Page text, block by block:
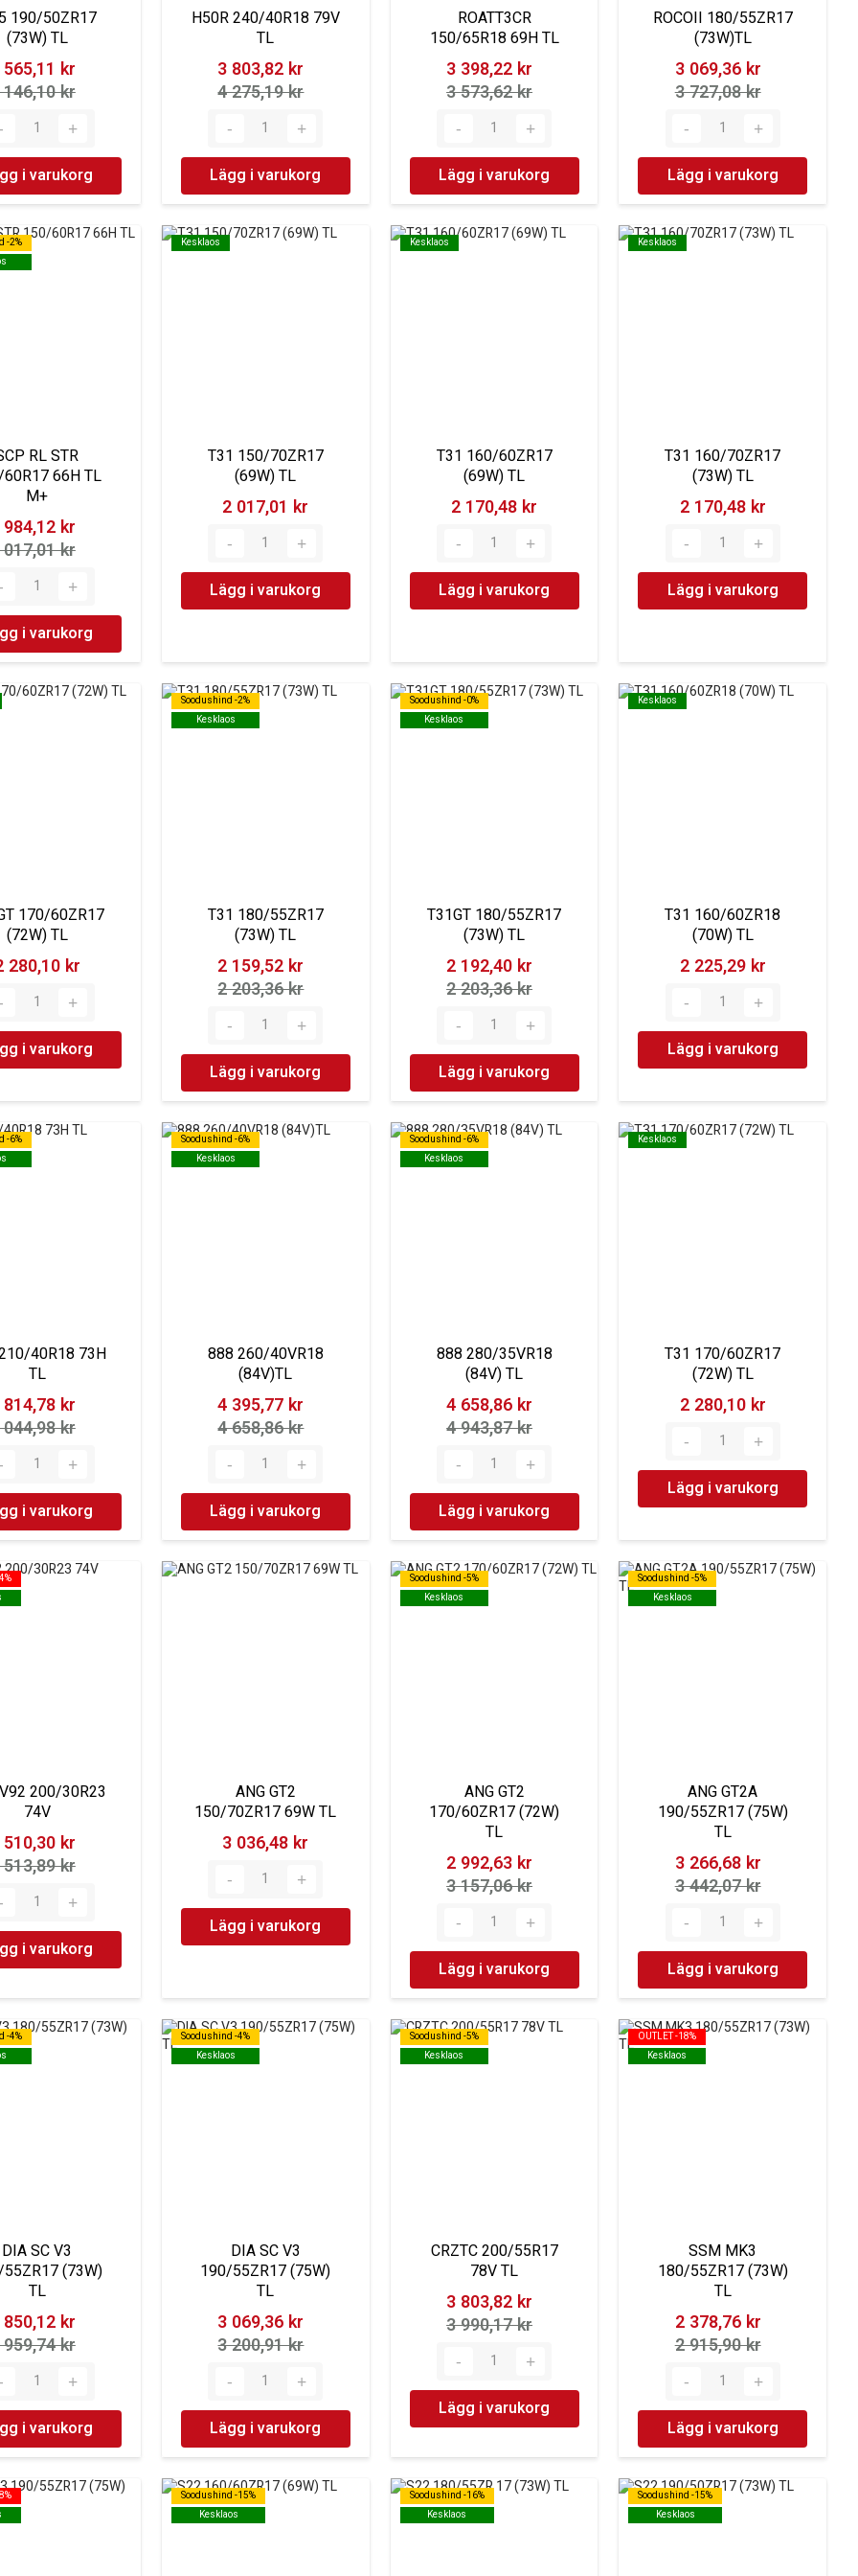
190/50ZR17
(73W) TL
kr‎
kr‎
i varukorg
H50R 240/40R18 79V
TL
3 803,82 kr‎
4 275,19 kr‎
Lägg i varukorg
ROATT3CR
150/65R18 69H TL
3 398,22 kr‎
3 573,62 kr‎
Lägg i varukorg
ROCOII 180/55ZR17
(73W)TL
3 069,36 kr‎
3 727,08 kr‎
Lägg i varukorg
-2%
-2%
RL STR
66H TL
M+
kr‎
kr‎
i varukorg
Kesklaos
Kesklaos
T31 150/70ZR17
(69W) TL
2 017,01 kr‎
Lägg i varukorg
Kesklaos
Kesklaos
T31 160/60ZR17
(69W) TL
2 170,48 kr‎
Lägg i varukorg
Kesklaos
Kesklaos
T31 160/70ZR17
(73W) TL
2 170,48 kr‎
Lägg i varukorg
170/60ZR17
(72W) TL
280,10 kr‎
i varukorg
Soodushind -2%
Kesklaos
Soodushind -2%
Kesklaos
T31 180/55ZR17
(73W) TL
2 159,52 kr‎
2 203,36 kr‎
Lägg i varukorg
Soodushind -0%
Kesklaos
Soodushind -0%
Kesklaos
T31GT 180/55ZR17
(73W) TL
2 192,40 kr‎
2 203,36 kr‎
Lägg i varukorg
Kesklaos
Kesklaos
T31 160/60ZR18
(70W) TL
2 225,29 kr‎
Lägg i varukorg
-6%
-6%
40R18 73H
TL
kr‎
kr‎
i varukorg
Soodushind -6%
Kesklaos
Soodushind -6%
Kesklaos
888 260/40VR18
(84V)TL
4 395,77 kr‎
4 658,86 kr‎
Lägg i varukorg
Soodushind -6%
Kesklaos
Soodushind -6%
Kesklaos
888 280/35VR18
(84V) TL
4 658,86 kr‎
4 943,87 kr‎
Lägg i varukorg
Kesklaos
Kesklaos
T31 170/60ZR17
(72W) TL
2 280,10 kr‎
Lägg i varukorg
200/30R23
74V
kr‎
kr‎
i varukorg
ANG GT2
150/70ZR17 69W TL
3 036,48 kr‎
Lägg i varukorg
Soodushind -5%
Kesklaos
Soodushind -5%
Kesklaos
ANG GT2
170/60ZR17 (72W)
TL
2 992,63 kr‎
3 157,06 kr‎
Lägg i varukorg
Soodushind -5%
Kesklaos
Soodushind -5%
Kesklaos
ANG GT2A
190/55ZR17 (75W)
TL
3 266,68 kr‎
3 442,07 kr‎
Lägg i varukorg
-4%
-4%
DIA SC V3
(73W)
TL
kr‎
kr‎
i varukorg
Soodushind -4%
Kesklaos
Soodushind -4%
Kesklaos
DIA SC V3
190/55ZR17 (75W)
TL
3 069,36 kr‎
3 200,91 kr‎
Lägg i varukorg
Soodushind -5%
Kesklaos
Soodushind -5%
Kesklaos
CRZTC 200/55R17
78V TL
3 803,82 kr‎
3 990,17 kr‎
Lägg i varukorg
OUTLET -18%
Kesklaos
OUTLET -18%
Kesklaos
SSM MK3
180/55ZR17 (73W)
TL
2 378,76 kr‎
2 915,90 kr‎
Lägg i varukorg
Soodushind -15%
Kesklaos
Soodushind -15%
Kesklaos
Soodushind -16%
Kesklaos
Soodushind -16%
Kesklaos
Soodushind -15%
Kesklaos
Soodushind -15%
Kesklaos